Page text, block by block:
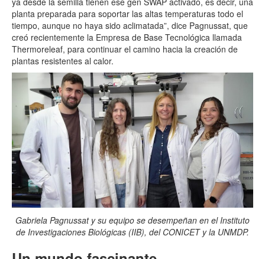
planta preparada para soportar las altas temperaturas todo el
tiempo, aunque no haya sido aclimatada”, dice Pagnussat, que
creó recientemente la Empresa de Base Tecnológica llamada
Thermoreleaf, para continuar el camino hacia la creación de
plantas resistentes al calor.
Gabriela Pagnussat y su equipo se desempeñan en el Instituto
de Investigaciones Biológicas (IIB), del CONICET y la UNMDP.